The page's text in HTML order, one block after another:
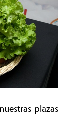
plazas